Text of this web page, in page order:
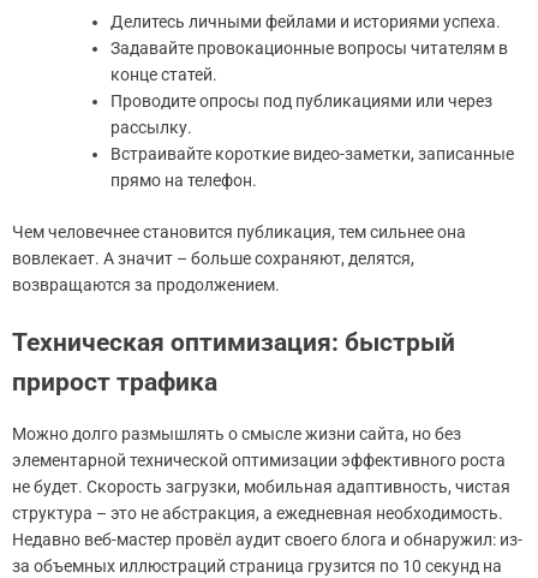
Делитесь личными фейлами и историями успеха.
Задавайте провокационные вопросы читателям в
конце статей.
Проводите опросы под публикациями или через
рассылку.
Встраивайте короткие видео-заметки, записанные
прямо на телефон.
Чем человечнее становится публикация, тем сильнее она
вовлекает. А значит – больше сохраняют, делятся,
возвращаются за продолжением.
Техническая оптимизация: быстрый
прирост трафика
Можно долго размышлять о смысле жизни сайта, но без
элементарной технической оптимизации эффективного роста
не будет. Скорость загрузки, мобильная адаптивность, чистая
структура – это не абстракция, а ежедневная необходимость.
Недавно веб-мастер провёл аудит своего блога и обнаружил: из-
за объемных иллюстраций страница грузится по 10 секунд на